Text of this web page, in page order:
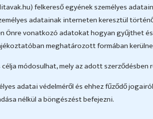
felkereső egyének személyes
adatainak interneten keresztül
vonatkozó adatokat hogyan gyűjthet
meghatározott formában
módosulhat, mely az adott
adatai védelméről és ehhez fűződő
nélkül a böngészést befejezni.